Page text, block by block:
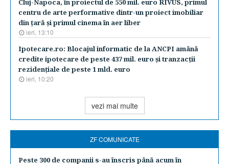
Cluj-Napoca, în proiectul de 550 mil. euro RIVUS, primul
centru de arte performative dintr-un proiect imobiliar
din ţară şi primul cinema în aer liber
ieri, 13:10
Ipotecare.ro: Blocajul informatic de la ANCPI amână
credite ipotecare de peste 437 mil. euro şi tranzacţii
rezidenţiale de peste 1 mld. euro
ieri, 10:20
vezi mai multe
ZF COMUNICATE
Peste 300 de companii s-au înscris până acum în